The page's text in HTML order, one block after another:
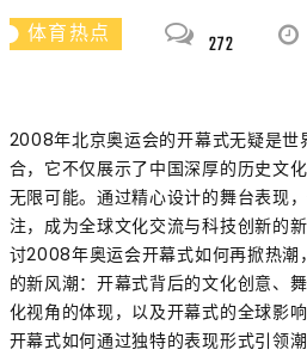
体育热点 272
2008年北京奥运会的开幕式无疑是世
合，它不仅展示了中国深厚的历史文
无限可能。通过精心设计的舞台表现
注，成为全球文化交流与科技创新的
讨2008年奥运会开幕式如何再掀热潮
的新风潮：开幕式背后的文化创意、
化视角的体现，以及开幕式的全球影
开幕式如何通过独特的表现形式引领